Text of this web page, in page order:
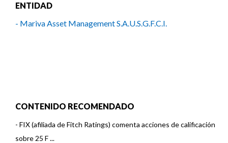
ENTIDAD
- Mariva Asset Management S.A.U.S.G.F.C.I.
CONTENIDO RECOMENDADO
- FIX (afiliada de Fitch Ratings) comenta acciones de calificación
sobre 25 F ...